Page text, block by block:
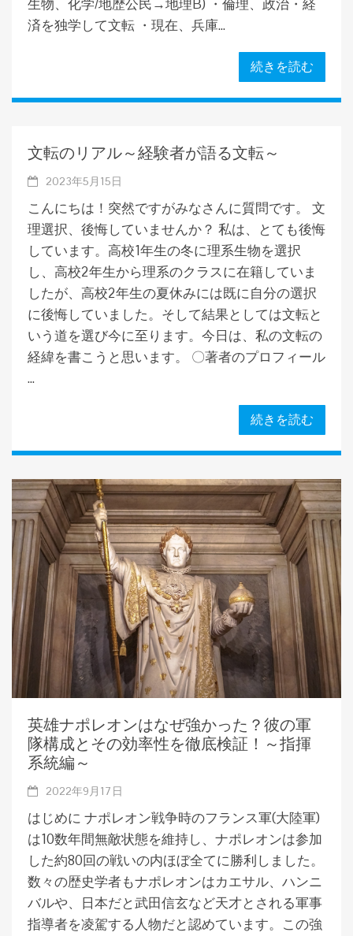
生物、化学/地歴公民→地理B) ・倫理、政治・経
済を独学して文転 ・現在、兵庫...
続きを読む
文転のリアル～経験者が語る文転～
2023年5月15日
こんにちは！突然ですがみなさんに質問です。 文
理選択、後悔していませんか？ 私は、とても後悔
しています。高校1年生の冬に理系生物を選択
し、高校2年生から理系のクラスに在籍していま
したが、高校2年生の夏休みには既に自分の選択
に後悔していました。そして結果としては文転と
いう道を選び今に至ります。今日は、私の文転の
経緯を書こうと思います。 〇著者のプロフィール
...
続きを読む
英雄ナポレオンはなぜ強かった？彼の軍
隊構成とその効率性を徹底検証！～指揮
系統編～
2022年9月17日
はじめに ナポレオン戦争時のフランス軍(大陸軍)
は10数年間無敵状態を維持し、ナポレオンは参加
した約80回の戦いの内ほぼ全てに勝利しました。
数々の歴史学者もナポレオンはカエサル、ハンニ
バルや、日本だと武田信玄など天才とされる軍事
指導者を凌駕する人物だと認めています。この強